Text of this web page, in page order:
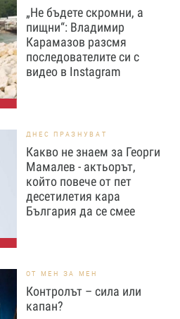
„Не бъдете скромни, а
пищни“: Владимир
Карамазов разсмя
последователите си с
видео в Instagram
ДНЕС ПРАЗНУВАТ
Какво не знаем за Георги
Мамалев - актьорът,
който повече от пет
десетилетия кара
България да се смее
ОТ МЕН ЗА МЕН
Контролът – сила или
капан?